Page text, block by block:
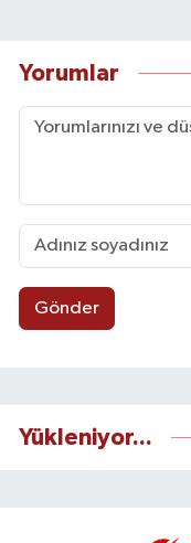
Yorumlar
Gönder
Yükleniyor...